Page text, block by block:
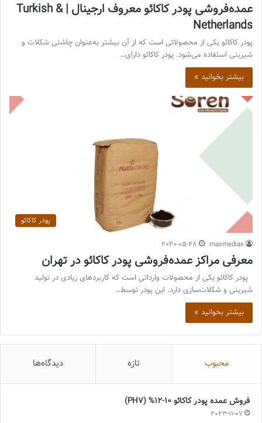
عمده‌فروشی پودر کاکائو معروف ارجینال | Turkish &
Netherlands
پودر کاکائو یکی از محصولاتی است که از آن بیشتر به‌عنوان چاشنی شکلات و
شیرینی استفاده می‌شود. پودر کاکائو دارای…
بیشتر بخوانید »
پودر کاکائو
maxmediax
2020-05-28
معرفی مراکز عمده‌فروشی پودر کاکائو در تهران
پودر کاکائو یکی از محصولات وارداتی است که کاربردهای زیادی در تولید
شیرینی و شکلات‌سازی دارد. این پودر توسط…
بیشتر بخوانید »
محبوب تازه دیدگاه‌ها
فروش عمده پودر کاکائو 10-12% (PH7)
2023-11-07